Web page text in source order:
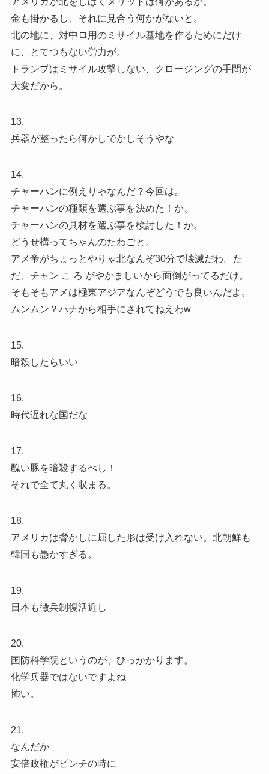
金も掛かるし、それに見合う何かがないと。
北の地に、対中ロ用のミサイル基地を作るためにだけ
に、とてつもない労力が。
トランプはミサイル攻撃しない、クロージングの手間が
大変だから。
13.
兵器が整ったら何かしでかしそうやな
14.
チャーハンに例えりゃなんだ？今回は。
チャーハンの種類を選ぶ事を決めた！か、
チャーハンの具材を選ぶ事を検討した！か。
どうせ構ってちゃんのたわごと。
アメ帝がちょっとやりゃ北なんぞ30分で壊滅だわ。た
だ、チャン こ ろ がやかましいから面倒がってるだけ。
そもそもアメは極東アジアなんぞどうでも良いんだよ。
ムンムン？ハナから相手にされてねえわw
15.
暗殺したらいい
16.
時代遅れな国だな
17.
醜い豚を暗殺するべし！
それで全て丸く収まる。
18.
アメリカは脅かしに屈した形は受け入れない。北朝鮮も
韓国も愚かすぎる。
19.
日本も徴兵制復活近し
20.
国防科学院というのが、ひっかかります。
化学兵器ではないですよね️
怖い。
21.
なんだか
安倍政権がピンチの時に